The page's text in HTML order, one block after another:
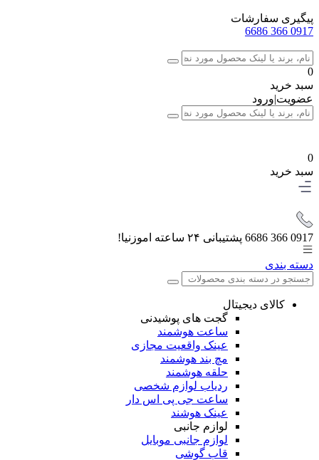
پیگیری سفارشات
0917 366 6686
0
سبد خرید
عضویت|ورود
0
سبد خرید
0917 366 6686 پشتیبانی ۲۴ ساعته اموزنیا!
دسته بندی
کالای دیجیتال
گجت های پوشیدنی
ساعت هوشمند
عینک واقعیت مجازی
مچ بند هوشمند
حلقه هوشمند
ردیاب لوازم شخصی
ساعت جی پی اس دار
عینک هوشند
لوازم جانبی
لوازم جانبی موبایل
قاب گوشی